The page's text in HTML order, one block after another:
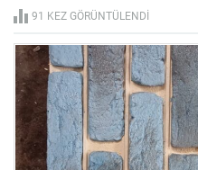
91 KEZ GÖRÜNTÜLENDI